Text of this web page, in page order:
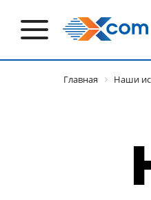
Главная Наши